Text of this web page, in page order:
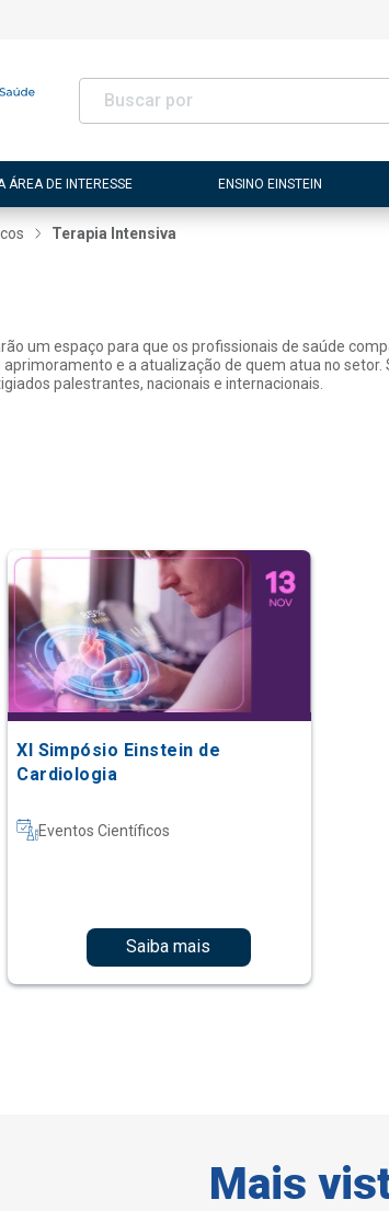
ÁREA DE INTERESSE ENSINO EINSTEIN
Terapia Intensiva
um espaço para que os profissionais de saúde
e a atualização de quem atua no
palestrantes, nacionais e internacionais.
XI Simpósio Einstein de
Cardiologia
Eventos Científicos
Saiba mais
Mais